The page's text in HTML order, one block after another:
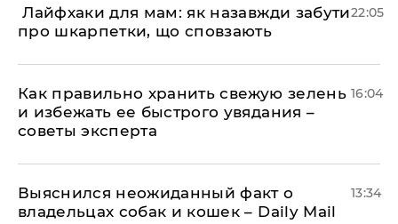
​ Лайфхаки для мам: як назавжди забути
про шкарпетки, що сповзають
22:05
Как правильно хранить свежую зелень
и избежать ее быстрого увядания –
советы эксперта
16:04
Выяснился неожиданный факт о
владельцах собак и кошек – Daily Mail
13:34